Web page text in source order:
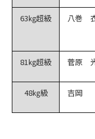
63㎏超級
八巻
81㎏超級
菅原
48㎏級 吉岡